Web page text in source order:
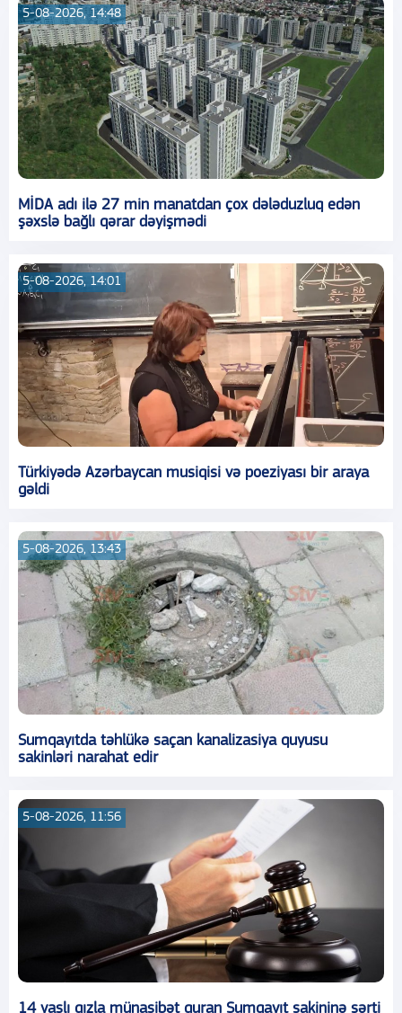
5-08-2026, 14:48
MİDA adı ilə 27 min manatdan çox dələduzluq edən
şəxslə bağlı qərar dəyişmədi
5-08-2026, 14:01
Türkiyədə Azərbaycan musiqisi və poeziyası bir araya
gəldi
5-08-2026, 13:43
Sumqayıtda təhlükə saçan kanalizasiya quyusu
sakinləri narahat edir
5-08-2026, 11:56
14 yaşlı qızla münasibət quran Sumqayıt sakininə şərti